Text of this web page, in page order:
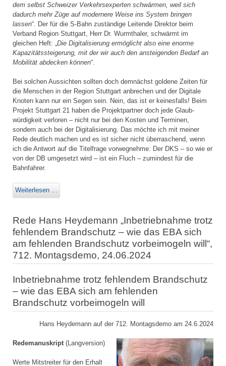
dem selbst Schweizer Verkehrsexperten schwärmen, weil sich
dadurch mehr Züge auf modernere Weise ins System bringen
lassen“. Der für die S-Bahn zuständige Leitende Direktor beim
Verband Region Stuttgart, Herr Dr. Wurmthaler, schwärmt im
gleichen Heft: „Die Digitalisierung ermöglicht also eine enorme
Kapazitätssteigerung, mit der wir auch den ansteigenden Bedarf an
Mobilität abdecken können“.
Bei solchen Aussichten sollten doch demnächst goldene Zeiten für
die Menschen in der Region Stuttgart anbrechen und der Digitale
Knoten kann nur ein Segen sein. Nein, das ist er keinesfalls! Beim
Projekt Stuttgart 21 haben die Projektpartner doch jede Glaub­
würdigkeit verloren – nicht nur bei den Kosten und Terminen,
sondern auch bei der Digitalisierung. Das möchte ich mit meiner
Rede deutlich machen und es ist sicher nicht überraschend, wenn
ich die Antwort auf die Titelfrage vorwegnehme: Der DKS – so wie er
von der DB umgesetzt wird – ist ein Fluch – zumindest für die
Bahnfahrer.
Weiterlesen ...
Rede Hans Heydemann „Inbetriebnahme trotz
fehlendem Brandschutz – wie das EBA sich
am fehlenden Brandschutz vorbeimogeln will“,
712. Montagsdemo, 24.06.2024
Inbetriebnahme trotz fehlendem Brandschutz
– wie das EBA sich am fehlenden
Brandschutz vorbeimogeln will
Hans Heydemann auf der 712. Montagsdemo am 24.6.2024
Redemanuskript (Langversion)
Werte Mitstreiter für den Erhalt